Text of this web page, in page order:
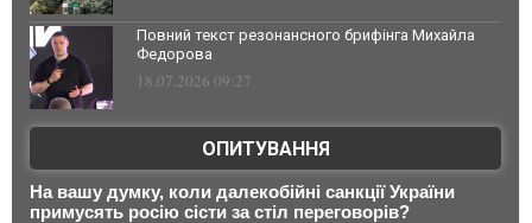
Повний текст резонансного брифінга Михайла
Федорова
18.07.2026 09:27
ОПИТУВАННЯ
На вашу думку, коли далекобійні санкції України
примусять росію сісти за стіл переговорів?